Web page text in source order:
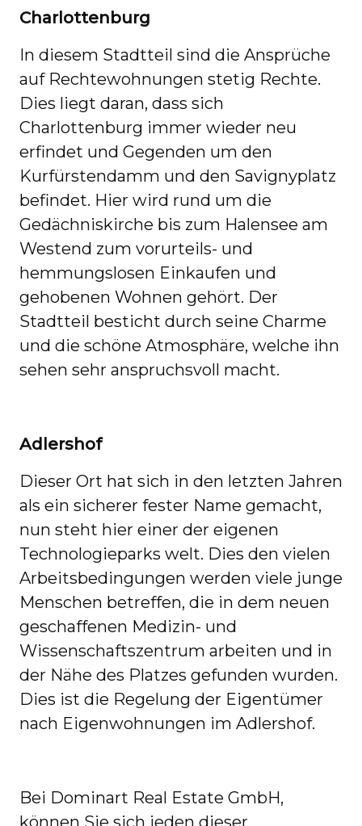
Charlottenburg
In diesem Stadtteil sind die Ansprüche
auf Rechtewohnungen stetig Rechte.
Dies liegt daran, dass sich
Charlottenburg immer wieder neu
erfindet und Gegenden um den
Kurfürstendamm und den Savignyplatz
befindet. Hier wird rund um die
Gedächniskirche bis zum Halensee am
Westend zum vorurteils- und
hemmungslosen Einkaufen und
gehobenen Wohnen gehört. Der
Stadtteil besticht durch seine Charme
und die schöne Atmosphäre, welche ihn
sehen sehr anspruchsvoll macht.
Adlershof
Dieser Ort hat sich in den letzten Jahren
als ein sicherer fester Name gemacht,
nun steht hier einer der eigenen
Technologieparks welt. Dies den vielen
Arbeitsbedingungen werden viele junge
Menschen betreffen, die in dem neuen
geschaffenen Medizin- und
Wissenschaftszentrum arbeiten und in
der Nähe des Platzes gefunden wurden.
Dies ist die Regelung der Eigentümer
nach Eigenwohnungen im Adlershof.
Bei Dominart Real Estate GmbH,
können Sie sich jeden dieser